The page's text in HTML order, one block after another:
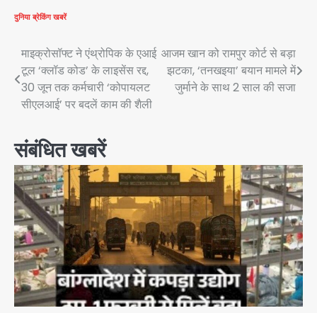
दुनिया ब्रेकिंग खबरें
Post
navigation
माइक्रोसॉफ्ट ने एंथ्रोपिक के एआई
टूल ‘क्लॉड कोड’ के लाइसेंस रद्द,
30 जून तक कर्मचारी ‘कोपायलट
सीएलआई’ पर बदलें काम की शैली
आजम खान को रामपुर कोर्ट से बड़ा
झटका, ‘तनखइया’ बयान मामले में
जुर्माने के साथ 2 साल की सजा
संबंधित खबरें